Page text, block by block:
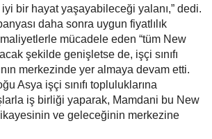
iyi bir hayat yaşayabileceği yalanı,” dedi.
daha sonra uygun fiyatlılık
mücadele eden “tüm New
şekilde genişletse de, işçi sınıfı
merkezinde yer almaya devam etti.
Asya işçi sınıfı topluluklarına
iş birliği yaparak, Mamdani bu New
ve geleceğinin merkezine